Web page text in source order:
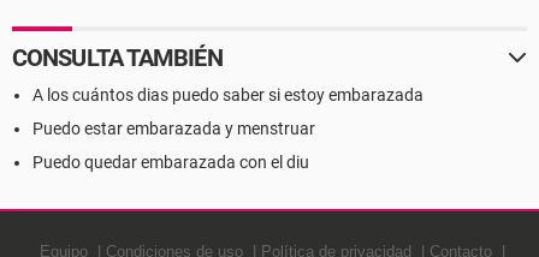
CONSULTA TAMBIÉN
A los cuántos dias puedo saber si estoy embarazada
Puedo estar embarazada y menstruar
Puedo quedar embarazada con el diu
Equipo Condiciones de uso Política de privacidad Contacto